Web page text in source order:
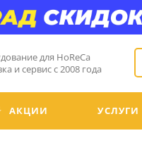
для HoReCa
и сервис с 2008 года
АКЦИИ УСЛУГИ